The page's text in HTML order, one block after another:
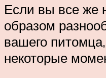
Если вы все же
образом
вашего
некоторые